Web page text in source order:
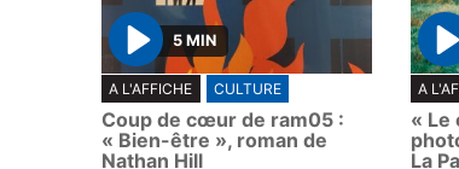
P
l
a
y
5 MIN
A L'AFFICHE CULTURE
Coup de cœur de ram05 :
« Bien-être », roman de
Nathan Hill
P
l
a
y
A
« Le
La